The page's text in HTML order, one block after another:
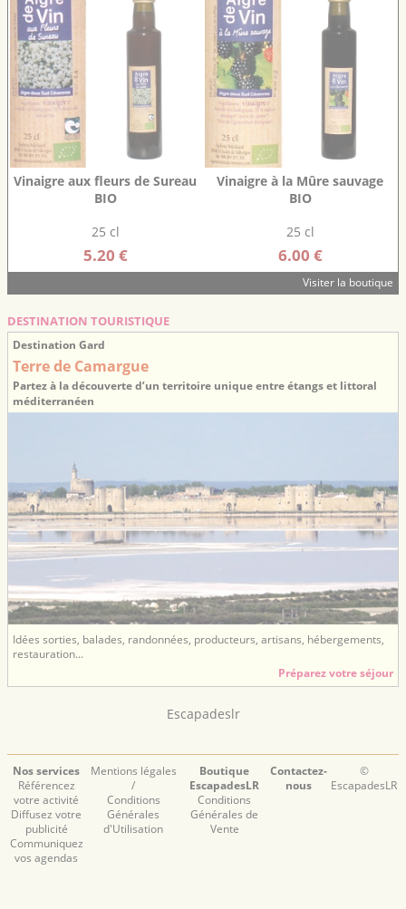
Vinaigre aux fleurs de Sureau
BIO
25 cl
5.20 €
Vinaigre à la Mûre sauvage
BIO
25 cl
6.00 €
Visiter la boutique
DESTINATION TOURISTIQUE
Destination Gard
Terre de Camargue
Partez à la découverte d’un territoire unique entre étangs et littoral
méditerranéen
Idées sorties, balades, randonnées, producteurs, artisans, hébergements,
restauration...
Préparez votre séjour
Escapadeslr
Nos services
Référencez
votre activité
Diffusez votre
publicité
Communiquez
vos agendas
Mentions légales
/
Conditions
Générales
d'Utilisation
Boutique
EscapadesLR
Conditions
Générales de
Vente
Contactez-
nous
©
EscapadesLR